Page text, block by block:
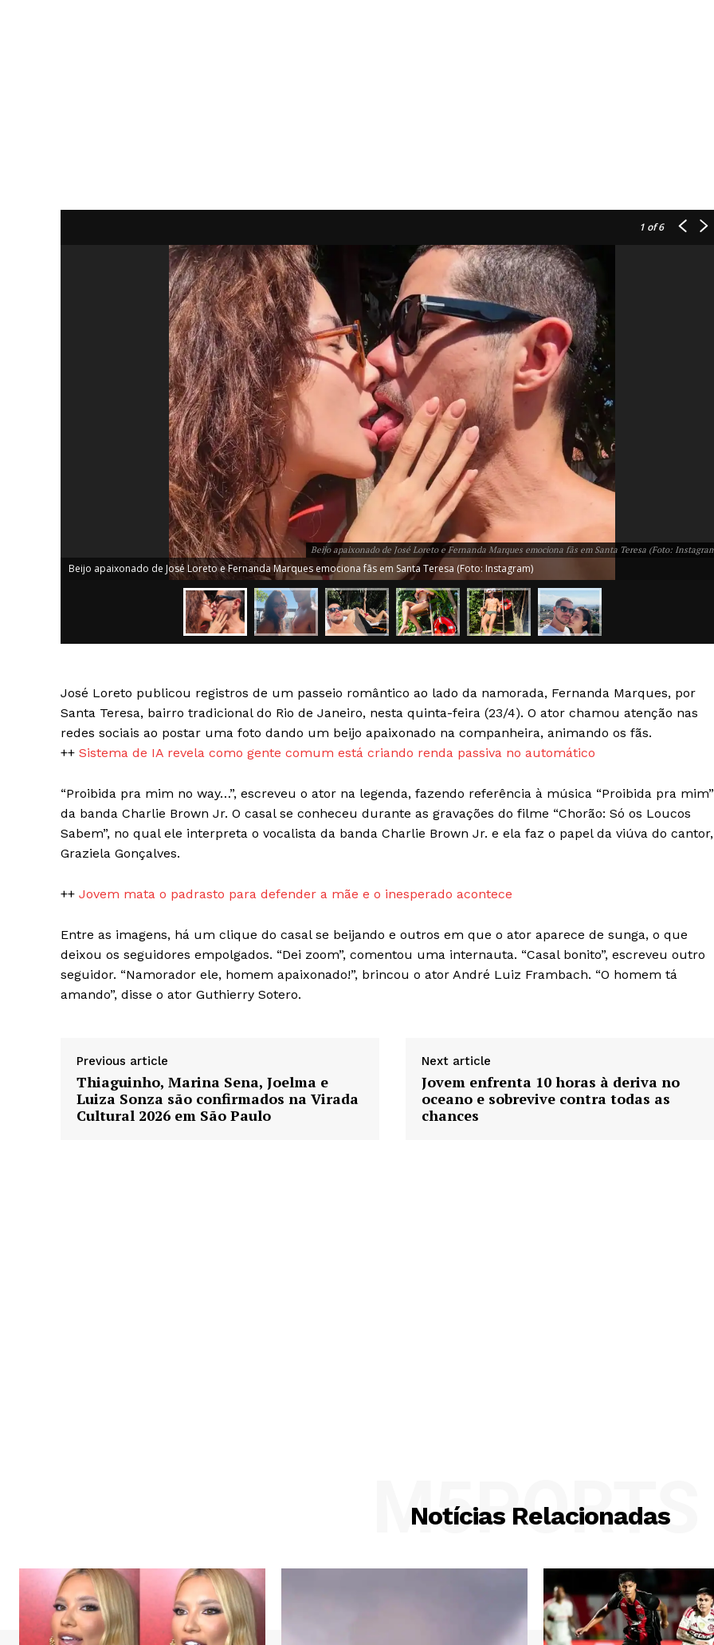
iCHAIT
Aprenda tudo sobre
Inteligência Artificial
SAIBA MAIS
M5PORTS
Sobre Nós
Anuncie
Contato
Transparência Editorial
Termos de Serviços
RSS
1 of 6
Beijo apaixonado de José Loreto e Fernanda Marques emociona fãs em Santa Teresa (Foto:
Beijo apaixonado de José Loreto e Fernanda Marques emociona fãs em Santa Teresa (Foto: Instagram)
José Loreto publicou registros de um passeio romântico ao lado da namorada, Fernanda Marques, por
Santa Teresa, bairro tradicional do Rio de Janeiro, nesta quinta-feira (23/4). O ator chamou atenção nas
redes sociais ao postar uma foto dando um beijo apaixonado na companheira, animando os fãs.
++ Sistema de IA revela como gente comum está criando renda passiva no automático
“Proibida pra mim no way…”, escreveu o ator na legenda, fazendo referência à música “Proibida pra mim”
da banda Charlie Brown Jr. O casal se conheceu durante as gravações do filme “Chorão: Só os Loucos
Sabem”, no qual ele interpreta o vocalista da banda Charlie Brown Jr. e ela faz o papel da viúva do cantor,
Graziela Gonçalves.
++ Jovem mata o padrasto para defender a mãe e o inesperado acontece
Entre as imagens, há um clique do casal se beijando e outros em que o ator aparece de sunga, o que
deixou os seguidores empolgados. “Dei zoom”, comentou uma internauta. “Casal bonito”, escreveu outro
seguidor. “Namorador ele, homem apaixonado!”, brincou o ator André Luiz Frambach. “O homem tá
amando”, disse o ator Guthierry Sotero.
Previous article
Thiaguinho, Marina Sena, Joelma e
Luiza Sonza são confirmados na Virada
Cultural 2026 em São Paulo
Next article
Jovem enfrenta 10 horas à deriva no
oceano e sobrevive contra todas as
chances
Notícias Relacionadas
M5PORTS